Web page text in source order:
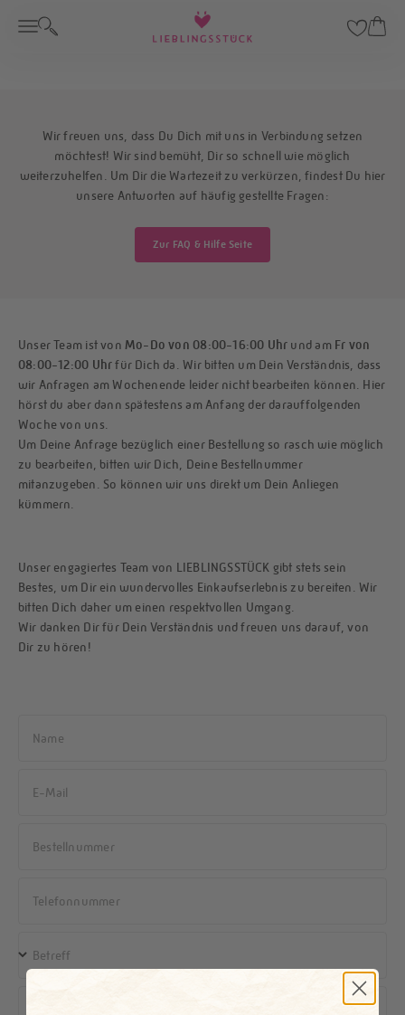
MenüSuche LIEBLINGSSTÜCK
Wir freuen uns, dass Du Dich mit uns in Verbindung setzen
möchtest! Wir sind bemüht, Dir so schnell wie möglich
weiterzuhelfen. Um Dir die Wartezeit zu verkürzen, findest Du hier
unsere Antworten auf häufig gestellte Fragen:
Zur FAQ & Hilfe Seite
Unser Team ist von Mo-Do von 08:00-16:00 Uhr und am Fr von
08:00-12:00 Uhrfür Dich da. Wir bitten um Dein Verständnis, dass
wir Anfragen am Wochenende leider nicht bearbeiten können. Hier
hörst du aber dann spätestens am Anfang der darauffolgenden
Woche von uns.
Um Deine Anfrage bezüglich einer Bestellung so rasch wie möglich
zu bearbeiten, bitten wir Dich, Deine Bestellnummer
mitanzugeben. So können wir uns direkt um Dein Anliegen
kümmern.
Unser engagiertes Team von LIEBLINGSSTÜCK gibt stets sein
Bestes, um Dir ein wundervolles Einkaufserlebnis zu bereiten. Wir
bitten Dich daher um einen respektvollen Umgang.
Wir danken Dir für Dein Verständnis und freuen uns darauf, von
Dir zu hören!
Name
E-Mail
Bestellnummer
Telefonnummer
Betreff